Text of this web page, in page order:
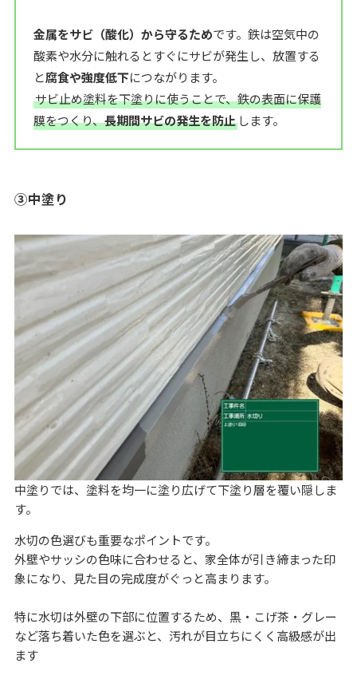
金属をサビ（酸化）から守るためです。鉄は空気中の
酸素や水分に触れるとすぐにサビが発生し、放置する
と腐食や強度低下につながります。
サビ止め塗料を下塗りに使うことで、鉄の表面に保護
膜をつくり、長期間サビの発生を防止 します。
③中塗り
中塗りでは、塗料を均一に塗り広げて下塗り層を覆い隠しま
す。
水切の色選びも重要なポイントです。
外壁やサッシの色味に合わせると、家全体が引き締まった印
象になり、見た目の完成度がぐっと高まります。
特に水切は外壁の下部に位置するため、黒・こげ茶・グレー
など落ち着いた色を選ぶと、汚れが目立ちにくく高級感が出
ます